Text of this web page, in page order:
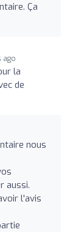
Ça
ago
la
de
nous
aussi.
l'avis